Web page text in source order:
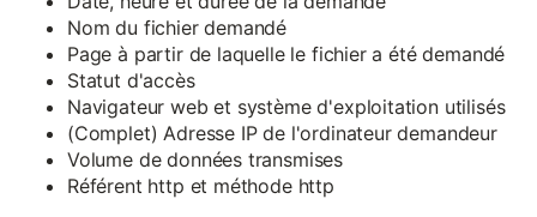
Nom du fichier demandé
Page à partir de laquelle le fichier a été demandé
Statut d'accès
Navigateur web et système d'exploitation utilisés
(Complet) Adresse IP de l'ordinateur demandeur
Volume de données transmises
Référent http et méthode http